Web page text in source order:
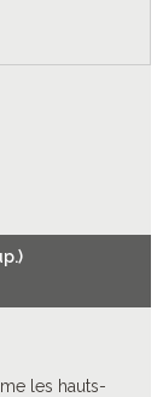
les hauts-